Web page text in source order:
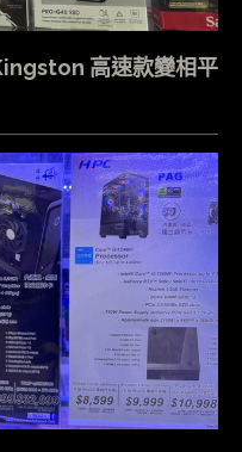
高速款變相平